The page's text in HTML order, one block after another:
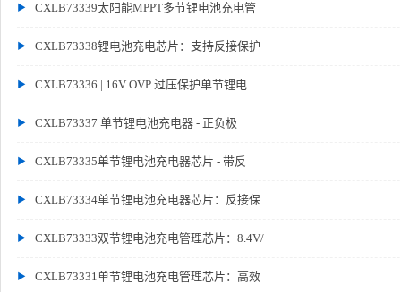
CXLB73339太阳能MPPT多节锂电池充电管
CXLB73338锂电池充电芯片：支持反接保护
CXLB73336 | 16V OVP 过压保护单节锂电
CXLB73337 单节锂电池充电器 - 正负极
CXLB73335单节锂电池充电器芯片 - 带反
CXLB73334单节锂电池充电器芯片：反接保
CXLB73333双节锂电池充电管理芯片：8.4V/
CXLB73331单节锂电池充电管理芯片：高效